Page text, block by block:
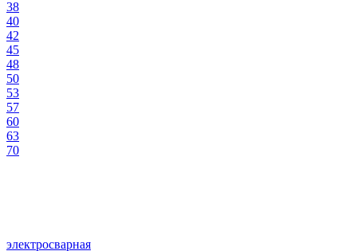
38
40
42
45
48
50
53
57
60
63
70
электросварная